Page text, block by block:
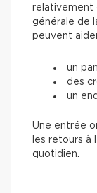
relativement
générale de
peuvent
un
des
un
Une entrée
les retours à
quotidien.